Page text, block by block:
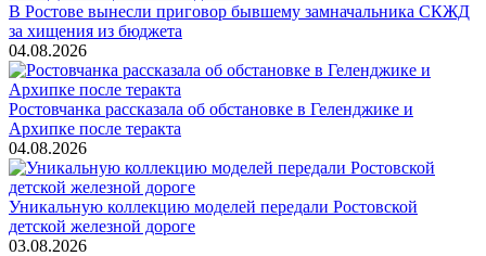
В Ростове вынесли приговор бывшему замначальника СКЖД
за хищения из бюджета
04.08.2026
Ростовчанка рассказала об обстановке в Геленджике и
Архипке после теракта
04.08.2026
Уникальную коллекцию моделей передали Ростовской
детской железной дороге
03.08.2026